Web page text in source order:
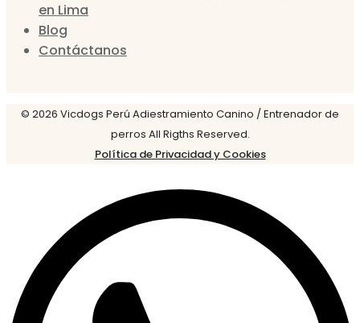
en Lima
Blog
Contáctanos
© 2026 Vicdogs Perú Adiestramiento Canino / Entrenador de
perros All Rigths Reserved.
Política de Privacidad y Cookies